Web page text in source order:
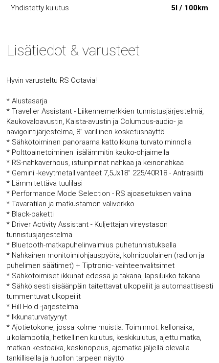
Yhdistetty kulutus
5l / 100km
Lisätiedot & varusteet
Hyvin varusteltu RS Octavia!
* Alustasarja
* Traveller Assistant - Liikennemerkkien tunnistusjärjestelmä,
Kaukovaloavustin, Kaista-avustin ja Columbus-audio- ja
navigointijärjestelmä, 8" värillinen kosketusnäyttö
* Sähkötoiminen panoraama kattoikkuna turvatoiminnolla
* Polttoainetoiminen lisälämmitin kauko-ohjaimella
* RS-nahkaverhous, istuinpinnat nahkaa ja keinonahkaa
* Gemini -kevytmetallivanteet 7,5Jx18" 225/40R18 - Antrasiitti
* Lämmitettävä tuulilasi
* Performance Mode Selection - RS ajoasetuksen valina
* Tavaratilan ja matkustamon väliverkko
* Black-paketti
* Driver Activity Assistant - Kuljettajan vireystason
tunnistusjärjestelmä
* Bluetooth-matkapuhelinvalmius puhetunnistuksella
* Nahkainen monitoimiohjauspyörä, kolmipuolainen (radion ja
puhelimen säätimet) + Tiptronic- vaihteenvalitsimet
* Sähkötoimiset ikkunat edessä ja takana, lapsilukko takana
* Sähköisesti sisäänpäin taitettavat ulkopeilit ja automaattisesti
tummentuvat ulkopeilit
* Hill Hold -järjestelmä
* Ikkunaturvatyynyt
* Ajotietokone, jossa kolme muistia. Toiminnot: kellonaika,
ulkolämpötila, hetkellinen kulutus, keskikulutus, ajettu matka,
matkan kestoaika, keskinopeus, ajomatka jäljellä olevalla
tankillisella ja huollon tarpeen näyttö